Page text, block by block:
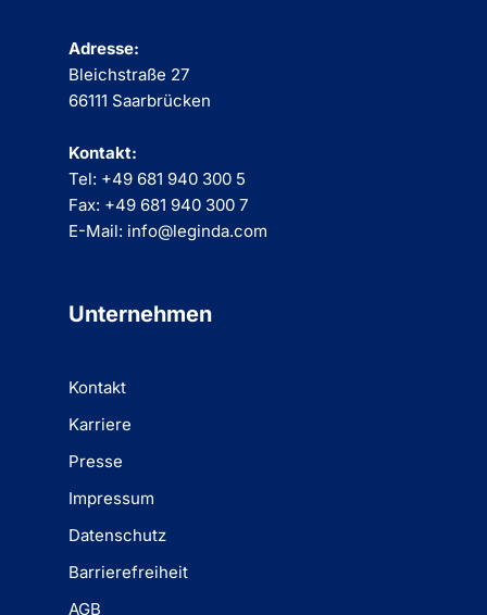
Adresse:
Bleichstraße 27
66111 Saarbrücken
Kontakt:
Tel: +49 681 940 300 5
Fax: +49 681 940 300 7
E-Mail: info@leginda.com
Unternehmen
Kontakt
Karriere
Presse
Impressum
Datenschutz
Barrierefreiheit
AGB